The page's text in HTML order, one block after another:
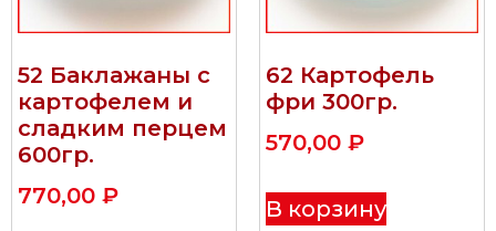
52 Баклажаны с
картофелем и
сладким перцем
600гр.
770,00 ₽
62 Картофель
фри 300гр.
570,00 ₽
В корзину